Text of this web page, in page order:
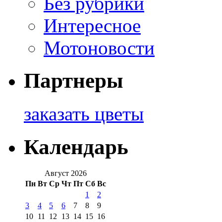
Интересное
Мотоновости
Партнеры
заказать цветы
Календарь
Август 2026
Пн Вт Ср Чт Пт Сб Вс
1
2
3
4 5 6 7 8
9
10 11 12 13 14 15 16